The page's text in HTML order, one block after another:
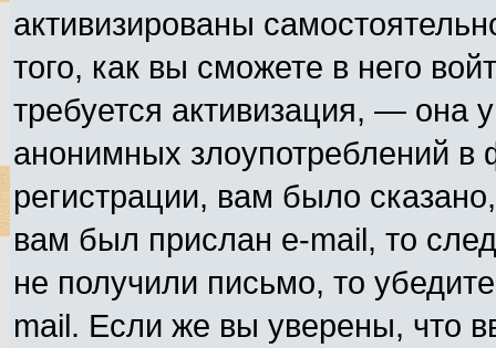
активизированы
того, как вы сможете в него
требуется активизация, — она
анонимных злоупотреблений
регистрации, вам было
вам был прислан e-mail, то
не получили письмо, то
mail. Если же вы уверены, что